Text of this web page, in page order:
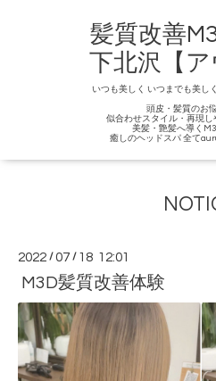
髪質改善
下北沢【
いつも美しく いつまでも美し
頭皮・髪質のお
似合わせスタイル・再現
美髪・艶髪へ導く
癒しのヘッドスパ 全て
2022 /07 / 18 12:01
M3D髪質改善体験